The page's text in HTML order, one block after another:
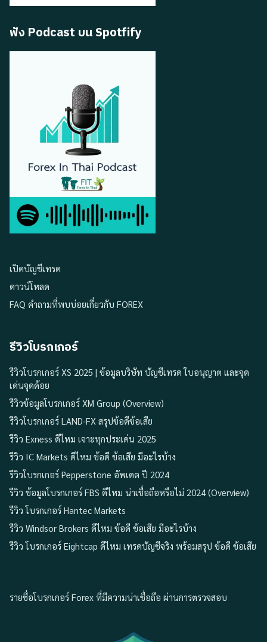
ฟัง Podcast บน Spotfify
เปิดบัญชีเทรด
ดาวน์โหลด
FAQ คำถามที่พบบ่อยเกี่ยวกับ FOREX
รีวิวโบรกเกอร์
รีวิวโบรกเกอร์ XS 2025 | ข้อมูลบริษัท บัญชีเทรด ใบอนุญาต และจุด
เด่นจุดด้อย
รีวิวข้อมูลโบรกเกอร์ XM Group (Overview)
รีวิวโบรกเกอร์ LAND-FX สรุปข้อดีข้อเสีย
รีวิว Exness ดีไหม เจาะทุกประเด่น 2025
รีวิว IC Markets ดีไหม ข้อดี ข้อเสีย มีอะไรบ้าง
รีวิวโบรกเกอร์ Pepperstone อัพเดต ปี 2024
รีวิว ข้อมูลโบรกเกอร์ FBS ดีไหม น่าเชื่อถือหรือไม่ 2024 (Overview)
รีวิว โบรกเกอร์ Hantec Markets
รีวิว Windsor Brokers ดีไหม ข้อดี ข้อเสีย มีอะไรบ้าง
รีวิว โบรกเกอร์ Eightcap ดีไหม เทรดบัญชีจริง พร้อมสรุป ข้อดี ข้อเสีย
รายชื่อโบรกเกอร์ Forex ที่มีความน่าเชื่อถือ ผ่านการตรวจสอบ